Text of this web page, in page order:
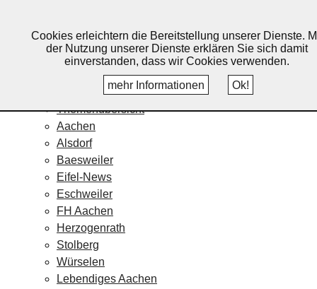
Home
Veranstaltungskalender
Themenübersicht
Aachen
Alsdorf
Baesweiler
Eifel-News
Eschweiler
FH Aachen
Herzogenrath
Stolberg
Würselen
Lebendiges Aachen
Cookies erleichtern die Bereitstellung unserer Dienste.
der Nutzung unserer Dienste erklären Sie sich damit
einverstanden, dass wir Cookies verwenden.
mehr Informationen
Ok!